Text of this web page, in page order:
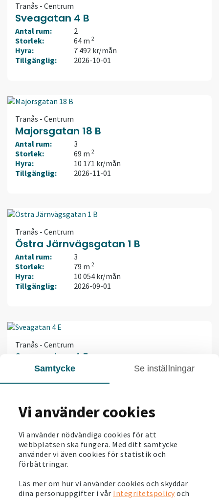
Samtycke Se inställningar
Vi använder cookies
Vi använder nödvändiga cookies för att
webbplatsen ska fungera. Med ditt samtycke
använder vi även cookies för statistik och
förbättringar.
Läs mer om hur vi använder cookies och skyddar
dina personuppgifter i vår Integritetspolicy och
Tranås - Centrum
Sveagatan 4 B
Antal rum:
2
Storlek:
64 m 2
Hyra:
7 492 kr/mån
Tillgänglig:
2026-10-01
Tranås - Centrum
Majorsgatan 18 B
Antal rum:
3
Storlek:
69 m 2
Hyra:
10 171 kr/mån
Tillgänglig:
2026-11-01
Tranås - Centrum
Östra Järnvägsgatan 1 B
Antal rum:
3
Storlek:
79 m 2
Hyra:
10 054 kr/mån
Tillgänglig:
2026-09-01
Tranås - Centrum
Sveagatan 4 E
Antal rum:
3
Tranås - Centrum
Sveagatan 4 B
Antal rum:
3
Storlek:
77 m